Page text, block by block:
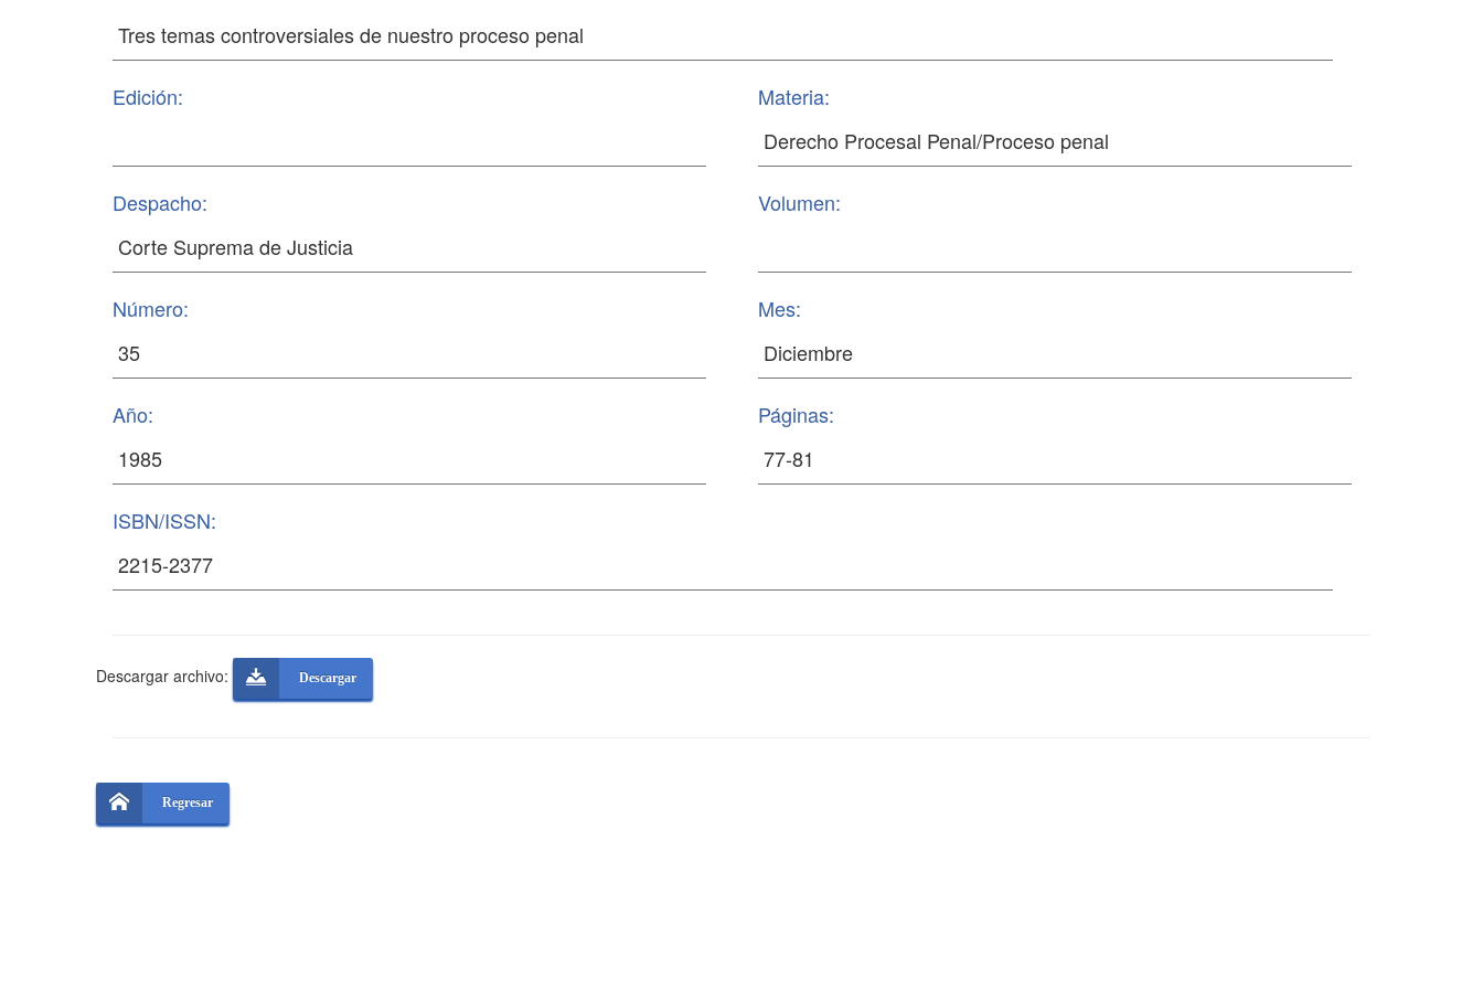
Edición: Materia:
Despacho: Volumen:
Número: Mes:
Año: Páginas:
ISBN/ISSN:
Descargar archivo: Descargar
Regresar